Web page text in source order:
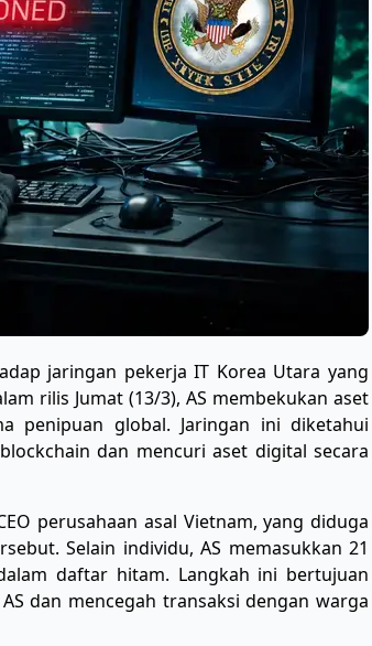
jaringan pekerja IT Korea Utara yang
rilis Jumat (13/3), AS membekukan aset
penipuan global. Jaringan ini diketahui
dan mencuri aset digital secara
perusahaan asal Vietnam, yang diduga
Selain individu, AS memasukkan 21
daftar hitam. Langkah ini bertujuan
dan mencegah transaksi dengan warga